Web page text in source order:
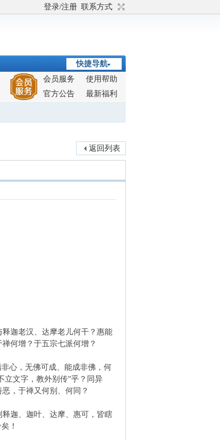
登录/注册 联系方式
快捷导航
会员服务
使用帮助
官方公告
最新福利
返回列表
迦老汉、达摩老儿何干？惠能
何增？于五宗七派何增？
心，无佛可成、能成非佛，何
立文字，教外别传”乎？同异
，于禅又何别、何同？
迦、迦叶、达摩、惠可，皆瞎
！